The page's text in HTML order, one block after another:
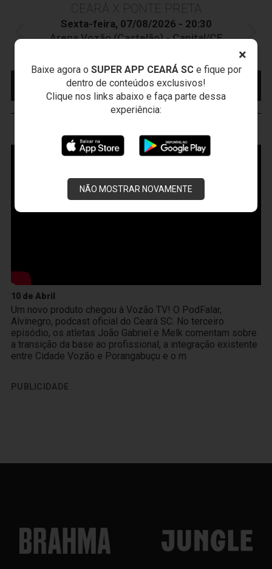
×
Baixe agora o SUPER APP CEARÁ SCe fique por
dentro de conteúdos exclusivos!
Clique nos links abaixo e faça parte dessa
experiência:
NÃO MOSTRAR NOVAMENTE
CEARÁ X PONTE PRETA
Sexta-feira, 07/08/2026 - 20:30
Arena Vozão (Castelão) - Capital/CE
Campeonato Brasileiro • 2º Turno • 21 ª Rodada
MAIS INFORMAÇÕES
COMPRE AQUI SEU
INGRESSO
VOZÃOTV
10 de Abril
Um novo produto chegou à Vozão TV! O PodFalar,
Alvinegro, podcast oficial do Ceará SC. No terceiro
episódio, os atletas João Gabriel e Melk comentam sobre
a transição da base ao profissional, a integração existente
entre Cidade Vozão e Porangabuçu e o m
PUBLICIDADE